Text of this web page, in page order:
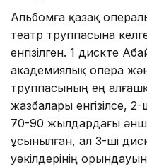
Альбомға қазақ
театр труппасына
енгізілген. 1 дискте
академиялық опера
труппасының ең
жазбалары енгізілсе,
70-90 жылдардағы
ұсынылған, ал 3-ші
уәкілдерінің